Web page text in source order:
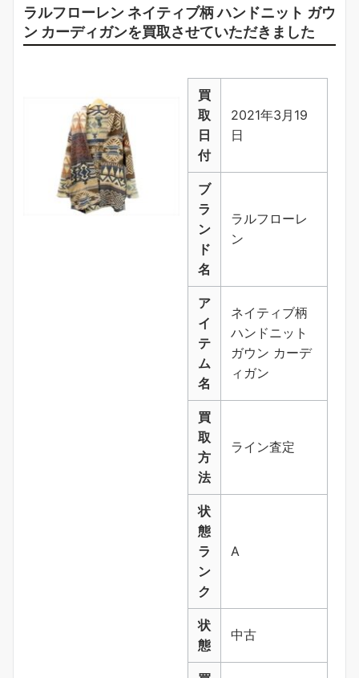
ラルフローレン ネイティブ柄 ハンドニット ガウ
ン カーディガンを買取させていただきました
買
取
日
付
2021年3月19
日
ブ
ラ
ン
ド
名
ラルフローレ
ン
ア
イ
テ
ム
名
ネイティブ柄
ハンドニット
ガウン カーデ
ィガン
買
取
方
法
ライン査定
状
態
ラ
ン
ク
A
状
態
中古